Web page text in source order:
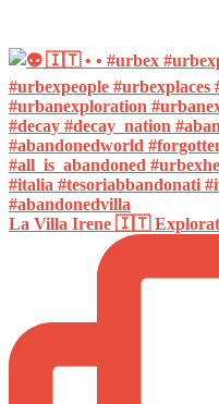
La Villa Irene 🇮🇹